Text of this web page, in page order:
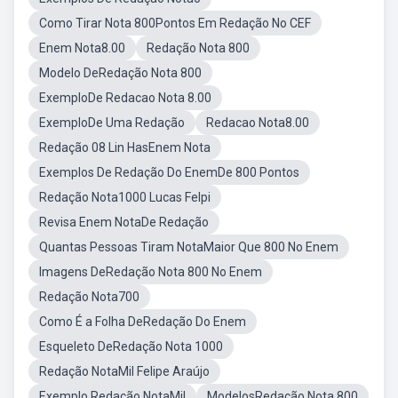
Como Tirar Nota 800Pontos Em Redação No CEF
Enem Nota8.00
Redação Nota 800
Modelo DeRedação Nota 800
ExemploDe Redacao Nota 8.00
ExemploDe Uma Redação
Redacao Nota8.00
Redação 08 Lin HasEnem Nota
Exemplos De Redação Do EnemDe 800 Pontos
Redação Nota1000 Lucas Felpi
Revisa Enem NotaDe Redação
Quantas Pessoas Tiram NotaMaior Que 800 No Enem
Imagens DeRedação Nota 800 No Enem
Redação Nota700
Como É a Folha DeRedação Do Enem
Esqueleto DeRedação Nota 1000
Redação NotaMil Felipe Araújo